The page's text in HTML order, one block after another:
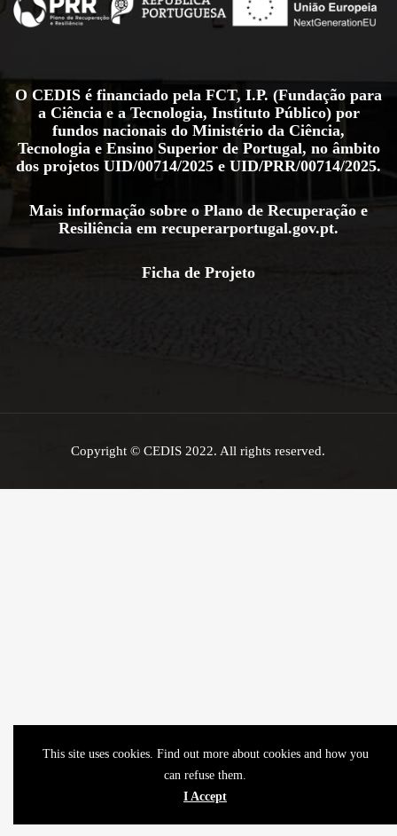
O CEDIS é financiado pela FCT, I.P. (Fundação para
a Ciência e a Tecnologia, Instituto Público) por
fundos nacionais do Ministério da Ciência,
Tecnologia e Ensino Superior de Portugal, no âmbito
dos projetos UID/00714/2025 e UID/PRR/00714/2025.
Mais informação sobre o Plano de Recuperação e
Resiliência em recuperarportugal.gov.pt.
Ficha de Projeto
Copyright © CEDIS 2022. All rights reserved.
This site uses cookies. Find out more about cookies and how you
can refuse them.
I Accept